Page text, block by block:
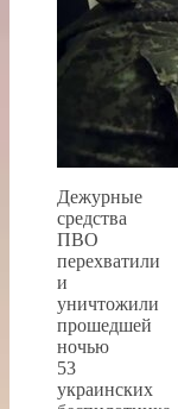
Дежурные
средства
ПВО
перехватили
и
уничтожили
прошедшей
ночью
53
украинских